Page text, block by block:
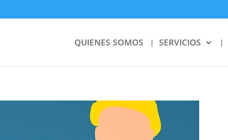
QUIENES SOMOS SERVICIOS